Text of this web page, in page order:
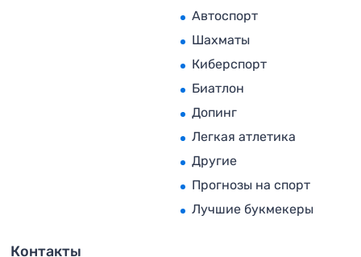
Автоспорт
Шахматы
Киберспорт
Биатлон
Допинг
Легкая атлетика
Другие
Прогнозы на спорт
Лучшие букмекеры
Контакты